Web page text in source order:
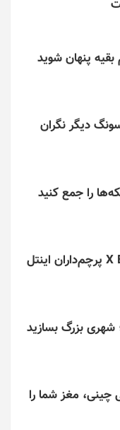
دیگر نگران
تراشه اسنپدراگون X Elite پرچم‌داران اینتل
مغز شما را